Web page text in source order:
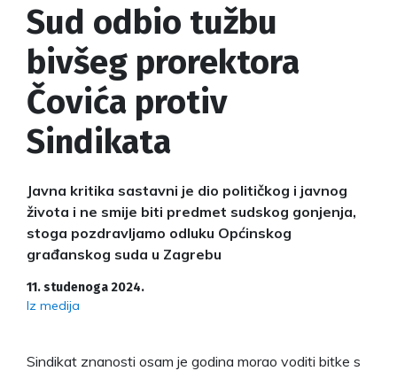
Sud odbio tužbu
bivšeg prorektora
Čovića protiv
Sindikata
Javna kritika sastavni je dio političkog i javnog
života i ne smije biti predmet sudskog gonjenja,
stoga pozdravljamo odluku Općinskog
građanskog suda u Zagrebu
11. studenoga 2024.
Iz medija
Sindikat znanosti osam je godina morao voditi bitke s